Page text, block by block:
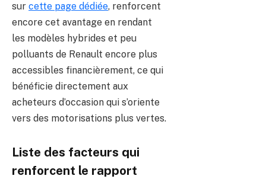
sur cette page dédiée, renforcent
encore cet avantage en rendant
les modèles hybrides et peu
polluants de Renault encore plus
accessibles financièrement, ce qui
bénéficie directement aux
acheteurs d’occasion qui s’oriente
vers des motorisations plus vertes.
Liste des facteurs qui
renforcent le rapport